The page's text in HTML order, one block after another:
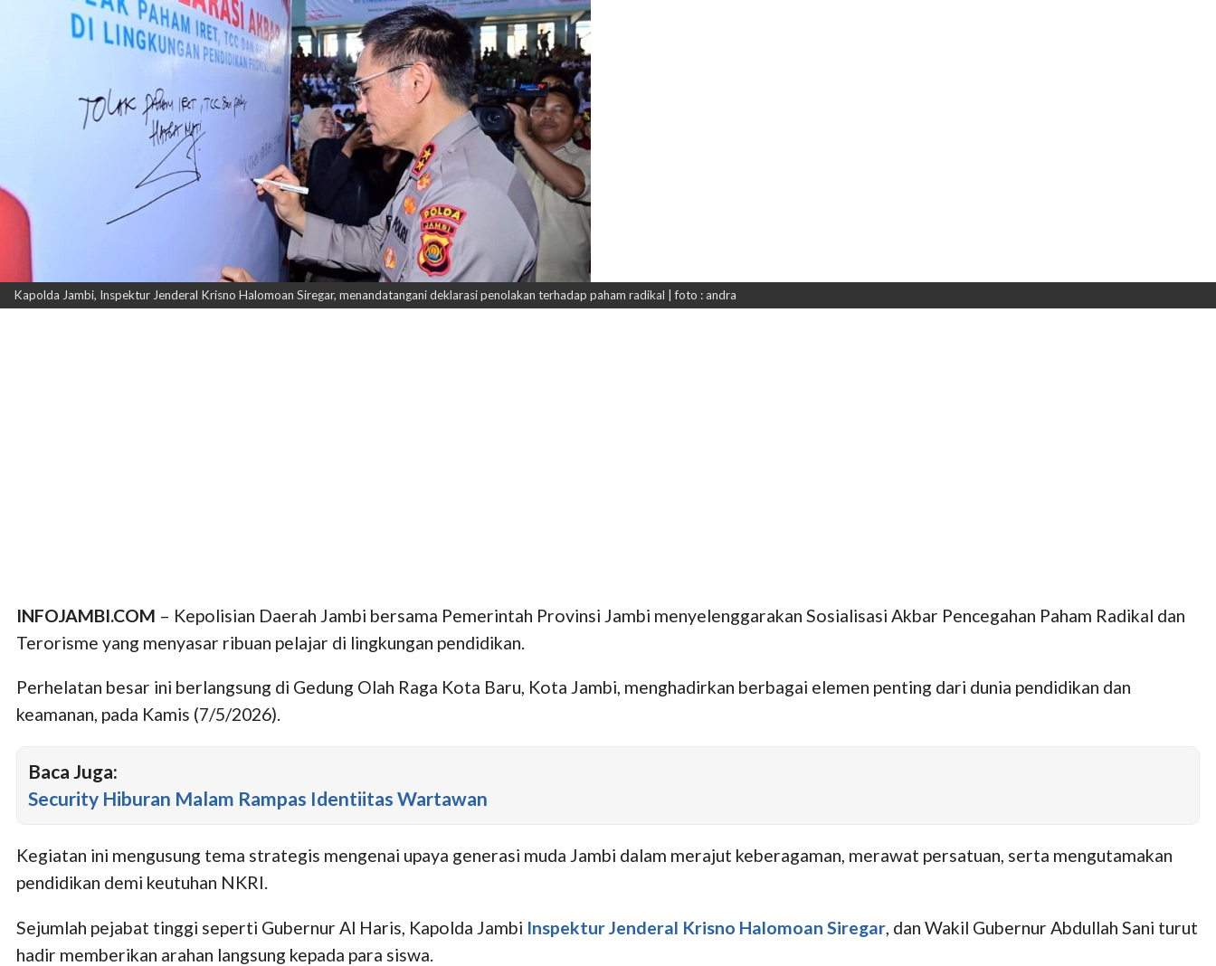
Kapolda Jambi, Inspektur Jenderal Krisno Halomoan Siregar, menandatangani deklarasi penolakan terhadap paham radikal | foto : andra
INFOJAMBI.COM – Kepolisian Daerah Jambi bersama Pemerintah Provinsi Jambi menyelenggarakan Sosialisasi Akbar Pencegahan Paham Radikal dan
Terorisme yang menyasar ribuan pelajar di lingkungan pendidikan.
Perhelatan besar ini berlangsung di Gedung Olah Raga Kota Baru, Kota Jambi, menghadirkan berbagai elemen penting dari dunia pendidikan dan
keamanan, pada Kamis (7/5/2026).
Baca Juga:
Security Hiburan Malam Rampas Identiitas Wartawan
Kegiatan ini mengusung tema strategis mengenai upaya generasi muda Jambi dalam merajut keberagaman, merawat persatuan, serta mengutamakan
pendidikan demi keutuhan NKRI.
Sejumlah pejabat tinggi seperti Gubernur Al Haris, Kapolda Jambi Inspektur Jenderal Krisno Halomoan Siregar , dan Wakil Gubernur Abdullah Sani turut
hadir memberikan arahan langsung kepada para siswa.